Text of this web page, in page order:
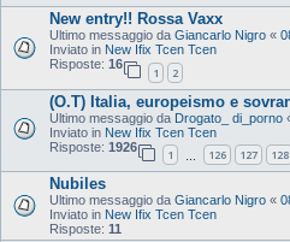
New entry!! Rossa Vaxx
Ultimo messaggio da Giancarlo Nigro «
Inviato in New Ifix Tcen Tcen
Risposte: 16
1 2
(O.T) Italia, europeismo e
Ultimo messaggio da Drogato_ di_porno
Inviato in New Ifix Tcen Tcen
Risposte: 1926
1 126 127 128
Nubiles
Ultimo messaggio da Giancarlo Nigro «
Inviato in New Ifix Tcen Tcen
Risposte: 11